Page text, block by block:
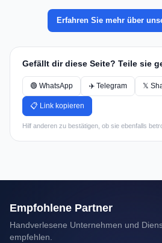
Erfahren Sie mehr über
Gefällt dir diese Seite? Teile sie
🟢 WhatsApp ✈️ Telegram 𝕏
📋 Link kopieren
Hilf anderen zu bestätigen, ob sie ebenfalls
Empfohlene Partner
Handverlesene Unternehmen und
empfehlen.